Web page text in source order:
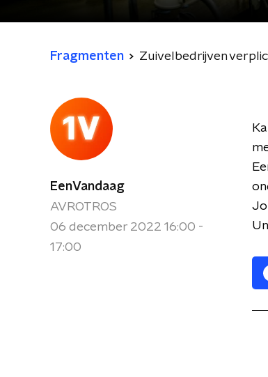
Fragmenten Zuivelbedrijven
EenVandaag
AVROTROS
06 december 2022 16:00 -
17:00